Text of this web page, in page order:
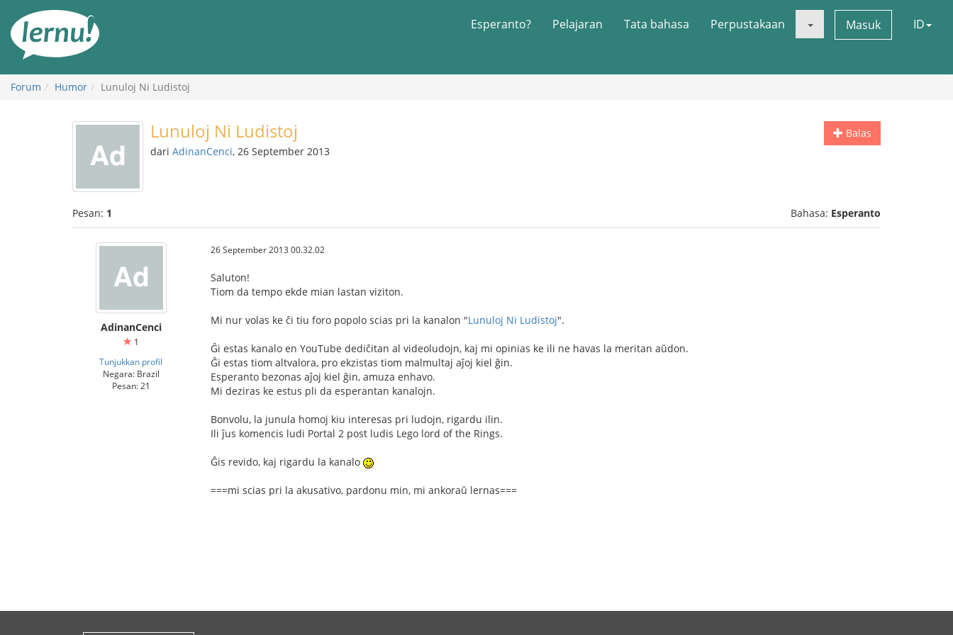
daftar
Esperanto? Pelajaran Tata bahasa Perpustakaan Masuk ID
Forum Humor Lunuloj Ni Ludistoj
Balas
Lunuloj Ni Ludistoj
dari AdinanCenci, 26 September 2013
Pesan: 1 Bahasa: Esperanto
AdinanCenci
1
Tunjukkan profil
Negara: Brazil
Pesan: 21
26 September 2013 00.32.02
Saluton!
Tiom da tempo ekde mian lastan viziton.
Mi nur volas ke ĉi tiu foro popolo scias pri la kanalon "Lunuloj Ni Ludistoj".
Ĝi estas kanalo en YouTube dediĉitan al videoludojn, kaj mi opinias ke ili ne havas la meritan aŭdon.
Ĝi estas tiom altvalora, pro ekzistas tiom malmultaj aĵoj kiel ĝin.
Esperanto bezonas aĵoj kiel ĝin, amuza enhavo.
Mi deziras ke estus pli da esperantan kanalojn.
Bonvolu, la junula homoj kiu interesas pri ludojn, rigardu ilin.
Ili ĵus komencis ludi Portal 2 post ludis Lego lord of the Rings.
Ĝis revido, kaj rigardu la kanalo
===mi scias pri la akusativo, pardonu min, mi ankoraŭ lernas===